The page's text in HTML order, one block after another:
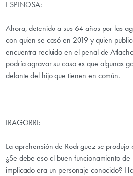
ESPINOSA:
Ahora, detenido a sus 64 años por las
con quien se casó en 2019 y quien
encuentra recluido en el penal de
podría agravar su caso es que algunas
delante del hijo que tienen en común.
IRAGORRI:
La aprehensión de Rodríguez se produjo
¿Se debe eso al buen funcionamiento de
implicado era un personaje conocido?